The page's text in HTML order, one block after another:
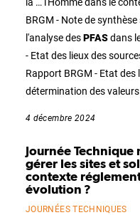
BRGM - Note de
l'analyse desPFASdans
- Etat des lieux des
Rapport BRGM - Etat
détermination des
4 décembre 2024
Journée
gérer les sites et
contexte
évolution ?
JOURNÉES TECHNIQUES